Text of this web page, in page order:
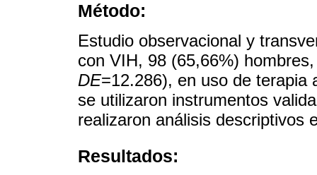
Método:
Estudio observacional y
con VIH, 98 (65,66%)
DE=12.286), en uso de terapia
se utilizaron instrumentos
realizaron análisis descriptivos
Resultados: